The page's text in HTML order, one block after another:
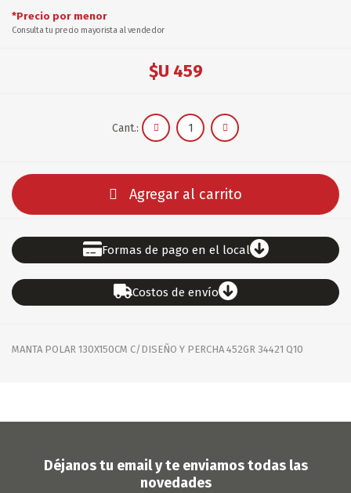
*Precio por menor
Consulta tu precio mayorista al vendedor
$U 459
Cant.:
Agregar al carrito
Formas de pago en el local
Costos de envío
MANTA POLAR 130X150CM C/DISEÑO Y PERCHA 452GR 34421 Q10
Déjanos tu email y te enviamos todas las
novedades